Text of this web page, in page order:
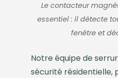
Le contacteur
essentiel : il détecte
fenêtre et
Notre équipe de
sécurité résidentielle,